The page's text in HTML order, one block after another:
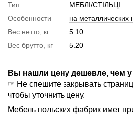
Тип
МЕБЛІ/СТІЛЬЦІ
Особенности
на металлических
Вес нетто, кг
5.10
Вес брутто, кг
5.20
Вы нашли цену дешевле, чем у
☞ Не спешите закрывать
чтобы уточнить цену.
Мебель польских фабрик имет